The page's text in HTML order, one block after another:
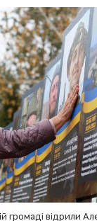
громаді відрили